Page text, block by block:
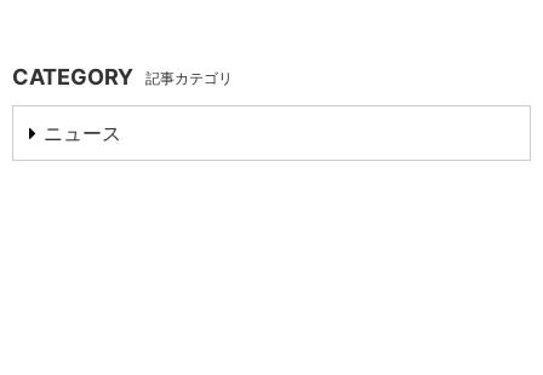
CATEGORY 記事カテゴリ
ニュース